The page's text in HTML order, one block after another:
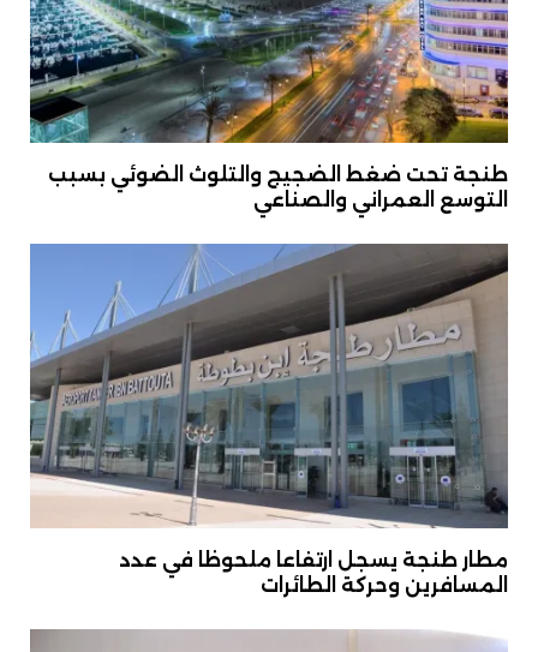
طنجة تحت ضغط الضجيج والتلوث الضوئي بسبب
التوسع العمراني والصناعي
مطار طنجة يسجل ارتفاعا ملحوظا في عدد
المسافرين وحركة الطائرات